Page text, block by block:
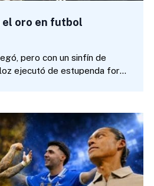
el oro en futbol
pero con un sinfín de
ejecutó de estupenda forma